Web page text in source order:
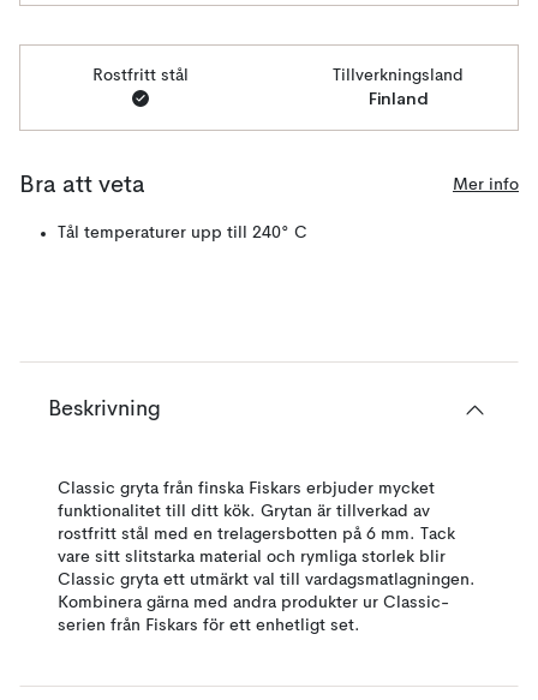
Rostfritt stål Tillverkningsland
Finland
Bra att veta Mer info
Tål temperaturer upp till 240° C
Beskrivning
Classic gryta från finska Fiskars erbjuder mycket
funktionalitet till ditt kök. Grytan är tillverkad av
rostfritt stål med en trelagersbotten på 6 mm. Tack
vare sitt slitstarka material och rymliga storlek blir
Classic gryta ett utmärkt val till vardagsmatlagningen.
Kombinera gärna med andra produkter ur Classic-
serien från Fiskars för ett enhetligt set.